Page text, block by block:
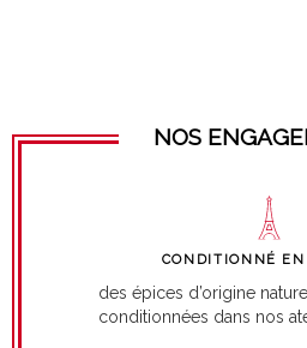
NOS
CONDITIONNÉ EN
des épices d’origine
conditionnées dans nos